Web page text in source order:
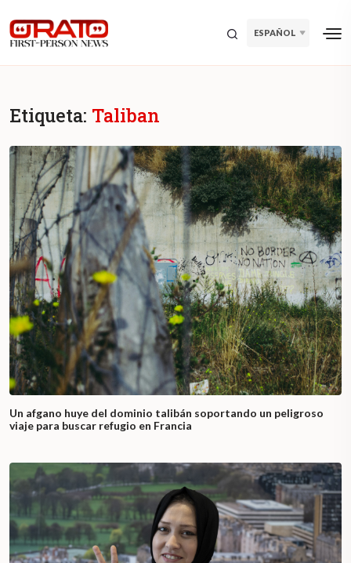
ESPAÑOL
Etiqueta: Taliban
Un afgano huye del dominio talibán soportando un peligroso
viaje para buscar refugio en Francia